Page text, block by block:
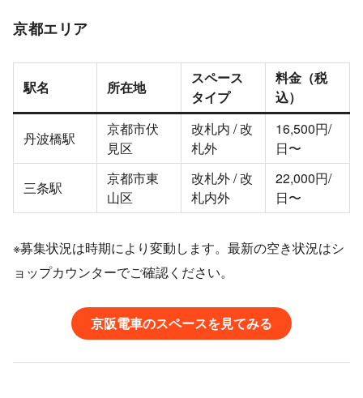
京都エリア
駅名 所在地
スペース
タイプ
料金（税
込）
丹波橋駅
京都市伏
見区
改札内 / 改
札外
16,500円/
日〜
三条駅
京都市東
山区
改札外 / 改
札内外
22,000円/
日〜
※募集状況は時期により変動します。最新の空き状況はシ
ョップカウンターでご確認ください。
京阪電車のスペースを見てみる